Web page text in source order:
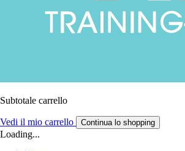
Subtotale carrello
Vedi il mio carrello Continua lo shopping
Loading...